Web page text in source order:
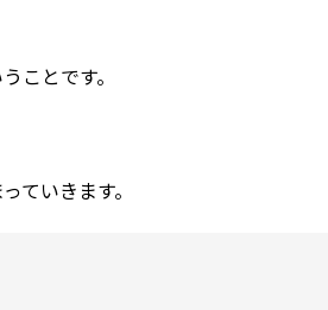
ことです。
ていきます。